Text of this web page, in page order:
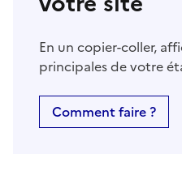
En un copier-coller,
principales de votre
Comment faire ?